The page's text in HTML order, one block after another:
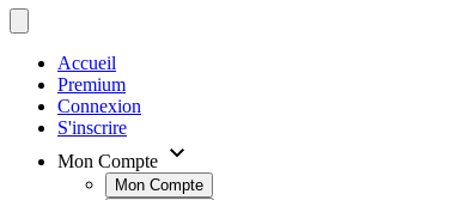
Accueil
Premium
Connexion
S'inscrire
Mon Compte
Mon Compte